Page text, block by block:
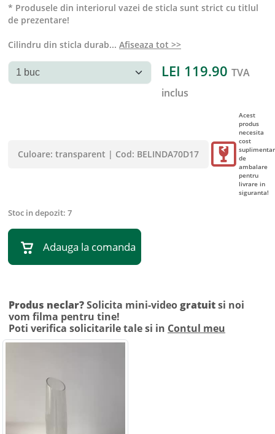
* Produsele din interiorul vazei de sticla sunt strict cu titlul
de prezentare!
Cilindru din sticla durab... Afiseaza tot >>
LEI 119.90 TVA
inclus
Culoare: transparent | Cod: BELINDA70D17
Acest
produs
necesita
cost
suplimentar
de
ambalare
pentru
livrare in
siguranta!
Stoc in depozit: 7
Adauga la comanda
Produs neclar?Solicita mini-video gratuitsi noi
vom filma pentru tine!
Poti verifica solicitarile tale si in Contul meu